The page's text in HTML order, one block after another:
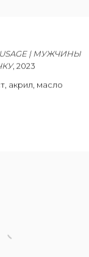
| МУЖЧИНЫ
, 2023
, акрил, масло